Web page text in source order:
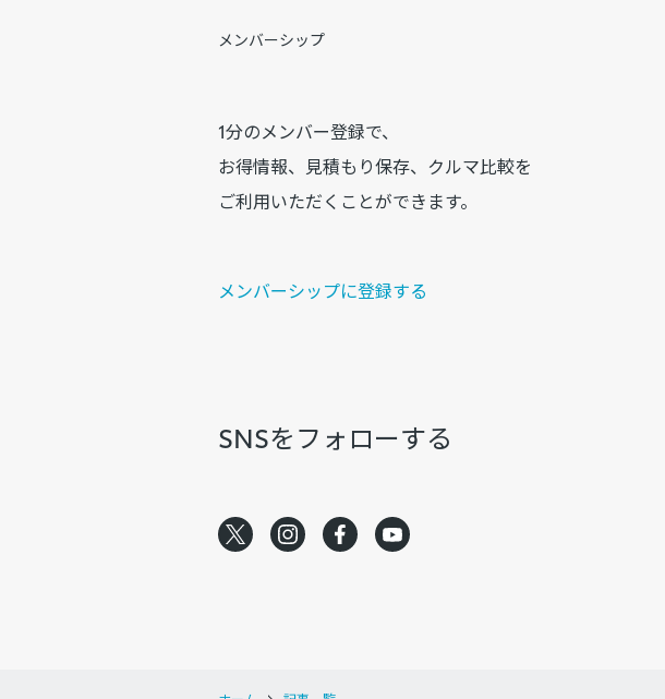
メンバーシップ
1分のメンバー登録で、
お得情報、見積もり保存、クルマ比較を
ご利用いただくことができます。
メンバーシップに登録する
SNSをフォローする